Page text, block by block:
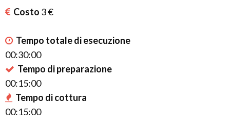
Costo 3 €
Tempo totale di esecuzione
00:30:00
Tempo di preparazione
00:15:00
Tempo di cottura
00:15:00